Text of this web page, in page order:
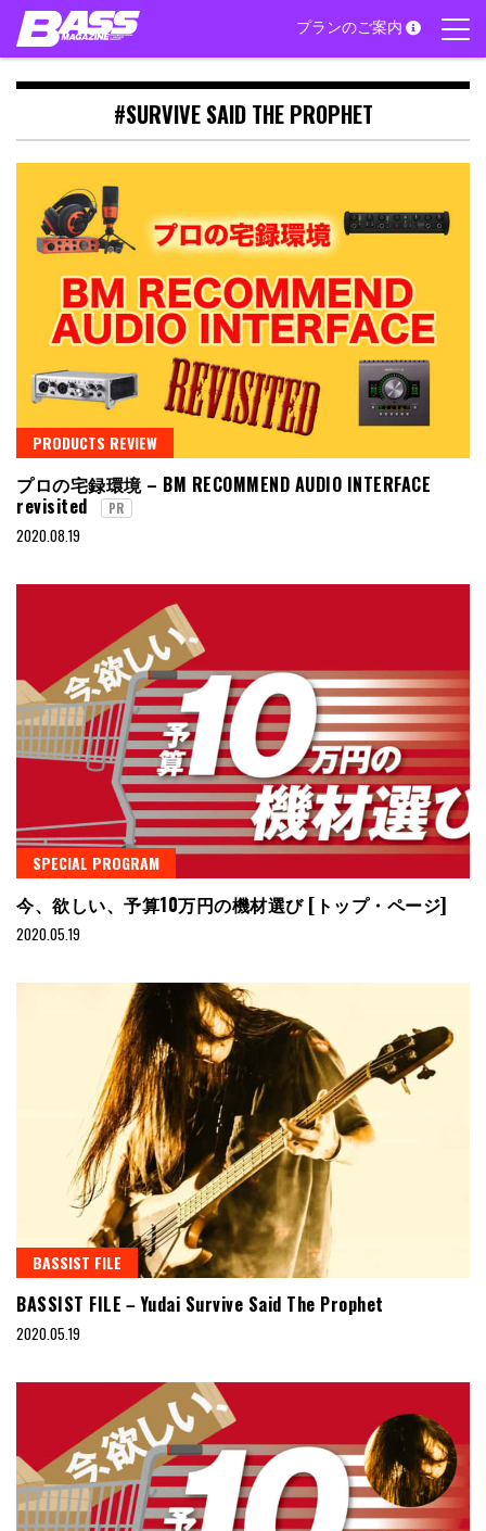
Skip
content
プランのご案内
#SURVIVE SAID THE PROPHET
PRODUCTS REVIEW
プロの宅録環境 – BM RECOMMEND AUDIO INTERFACE
revisited
PR
2020.08.19
SPECIAL PROGRAM
今、欲しい、予算10万円の機材選び [トップ・ページ]
2020.05.19
BASSIST FILE
BASSIST FILE－Yudai Survive Said The Prophet
2020.05.19